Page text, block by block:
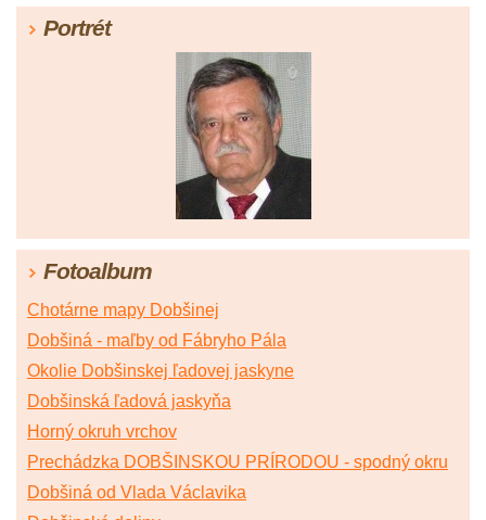
Portrét
Fotoalbum
Chotárne mapy Dobšinej
Dobšiná - maľby od Fábryho Pála
Okolie Dobšinskej ľadovej jaskyne
Dobšinská ľadová jaskyňa
Horný okruh vrchov
Prechádzka DOBŠINSKOU PRÍRODOU - spodný okru
Dobšiná od Vlada Václavika